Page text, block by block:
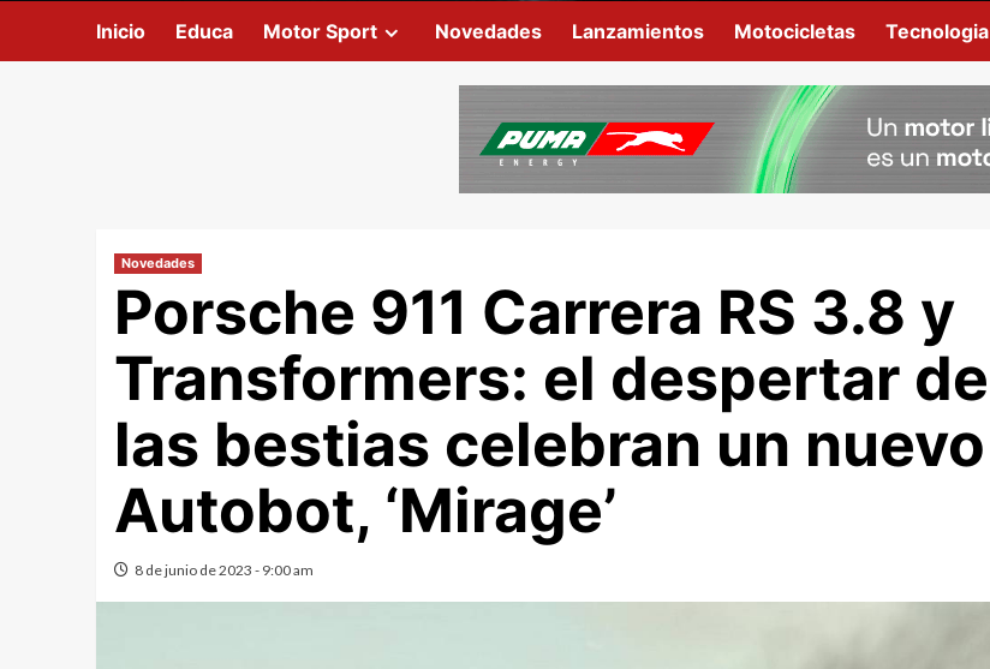
Inicio Educa Motor Sport Novedades Lanzamientos Motocicletas Tecnologia
Novedades
Porsche 911 Carrera RS 3.8 y
Transformers: el despertar de
las bestias celebran un nuevo
Autobot, ‘Mirage’
8 de junio de 2023 - 9:00 am